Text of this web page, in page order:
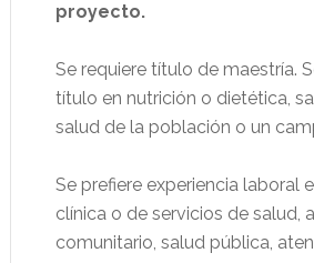
proyecto.
Se requiere título de maestría.
título en nutrición o dietética,
salud de la población o un
Se prefiere experiencia laboral
clínica o de servicios de salud,
comunitario, salud pública,